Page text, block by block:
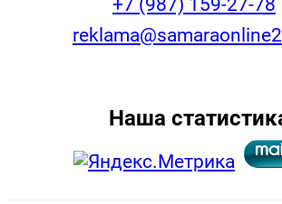
Наша